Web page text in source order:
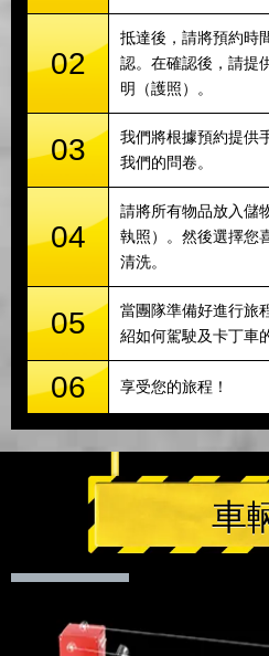
02
抵達後，請將預約時
認。在確認後，請提
明（護照）。
03
我們將根據預約提供
我們的問卷。
04
請將所有物品放入儲
執照）。然後選擇您
清洗。
05
當團隊準備好進行旅
紹如何駕駛及卡丁車
06 享受您的旅程！
車